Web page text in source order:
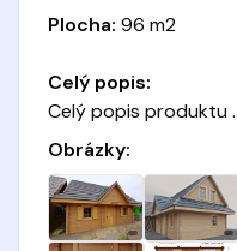
Plocha: 96 m2
Celý popis:
Celý popis produktu
Obrázky: